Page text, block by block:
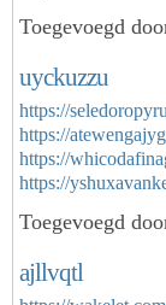
Toegevoegd
uyckuzzu
https://
https://
https://
https://
Toegevoegd
ajllvqtl